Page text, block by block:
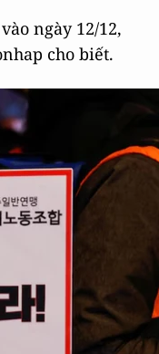
ngày 12/12,
cho biết.